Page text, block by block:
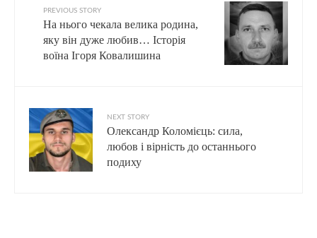
PREVIOUS STORY
На нього чекала велика родина,
яку він дуже любив… Історія
воїна Ігоря Ковалишина
NEXT STORY
Олександр Коломієць: сила,
любов і вірність до останнього
подиху